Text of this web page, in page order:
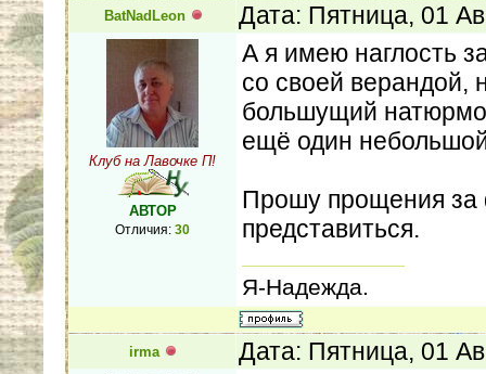
BatNadLeon Дата: Пятница, 01
Клуб на Лавочке П!
АВТОР
Отличия: 30
А я имею наглость
со своей верандой,
большущий
ещё один
Прошу прощения за
представиться.
Я-Надежда.
irma Дата: Пятница, 01